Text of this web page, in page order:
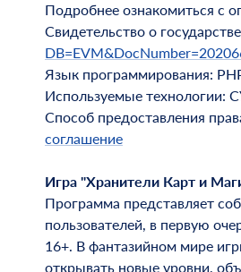
Подробнее ознакомиться с
Свидетельство о
Язык программирования:
Используемые технологии:
Способ предоставления
соглашение
Игра "Хранители Карт и
Программа представляет
пользователей, в первую
16+. В фантазийном мире
открывать новые уровни,